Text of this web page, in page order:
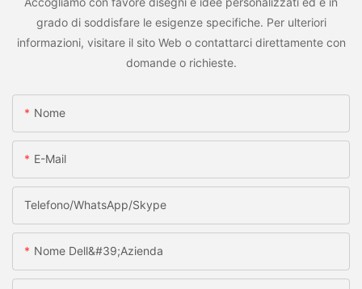
grado di soddisfare le esigenze specifiche. Per ulteriori
informazioni, visitare il sito Web o contattarci direttamente con
domande o richieste.
Nome
E-Mail
Telefono/WhatsApp/Skype
Nome Dell&#39;azienda